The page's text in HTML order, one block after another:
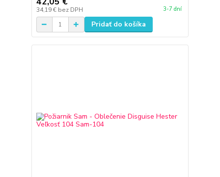
34,19 € bez DPH 3-7 dní
Pridať do košíka